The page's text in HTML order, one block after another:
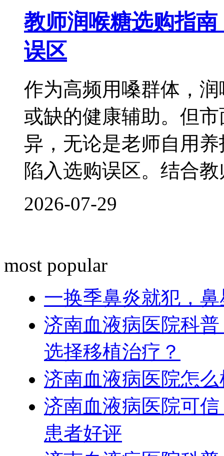
教师润喉糖选购指
误区
作为高频用嗓群体，
或缺的健康辅助。但
异，无论是老师自用
陷入选购误区。结合
2026-07-29
most popular
一换季鼻炎就犯，
济南血液病医院科
选择移植治疗？
济南血液病医院怎
济南血液病医院可
患者好评